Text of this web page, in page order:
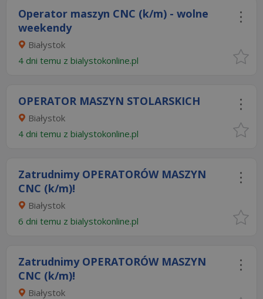
Operator maszyn CNC (k/m) - wolne
weekendy
Białystok
4 dni temu z bialystokonline.pl
OPERATOR MASZYN STOLARSKICH
Białystok
4 dni temu z bialystokonline.pl
Zatrudnimy OPERATORÓW MASZYN
CNC (k/m)!
Białystok
6 dni temu z bialystokonline.pl
Zatrudnimy OPERATORÓW MASZYN
CNC (k/m)!
Białystok